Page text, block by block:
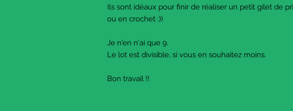
Ils sont idéaux pour finir de réaliser un petit gilet de
ou en crochet :))
Je n'en n'ai que 9.
Le lot est divisible, si vous en souhaitez moins.
Bon travail !!